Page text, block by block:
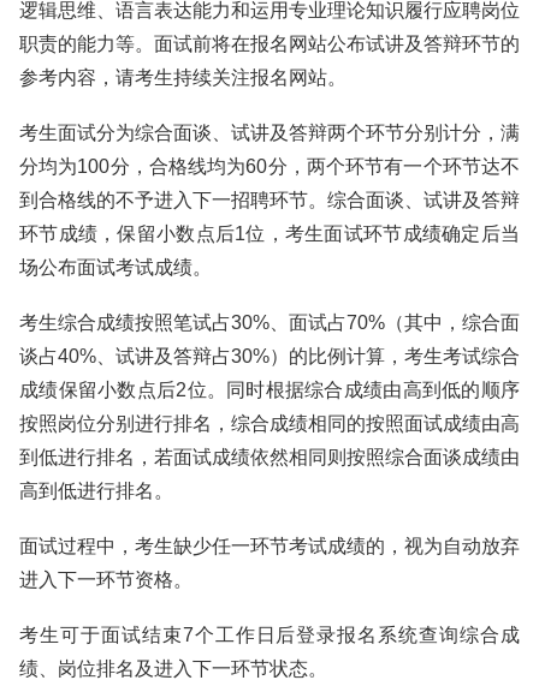
逻辑思维、语言表达能力和运用专业理论知识履行应聘岗位
职责的能力等。面试前将在报名网站公布试讲及答辩环节的
参考内容，请考生持续关注报名网站。
考生面试分为综合面谈、试讲及答辩两个环节分别计分，满
分均为100分，合格线均为60分，两个环节有一个环节达不
到合格线的不予进入下一招聘环节。综合面谈、试讲及答辩
环节成绩，保留小数点后1位，考生面试环节成绩确定后当
场公布面试考试成绩。
考生综合成绩按照笔试占30%、面试占70%（其中，综合面
谈占40%、试讲及答辩占30%）的比例计算，考生考试综合
成绩保留小数点后2位。同时根据综合成绩由高到低的顺序
按照岗位分别进行排名，综合成绩相同的按照面试成绩由高
到低进行排名，若面试成绩依然相同则按照综合面谈成绩由
高到低进行排名。
面试过程中，考生缺少任一环节考试成绩的，视为自动放弃
进入下一环节资格。
考生可于面试结束7个工作日后登录报名系统查询综合成
绩、岗位排名及进入下一环节状态。